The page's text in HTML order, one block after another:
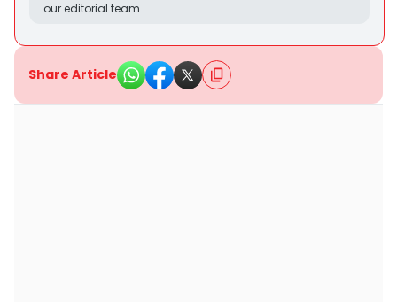
our editorial team.
Share Article